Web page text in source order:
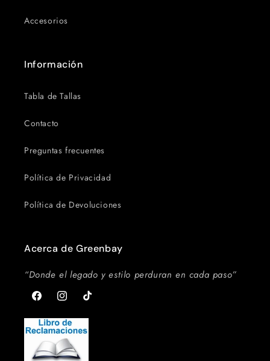
Accesorios
Información
Tabla de Tallas
Contacto
Preguntas frecuentes
Política de Privacidad
Política de Devoluciones
Acerca de Greenbay
“Donde el legado y estilo perduran en cada paso”
FacebookInstagramTikTok